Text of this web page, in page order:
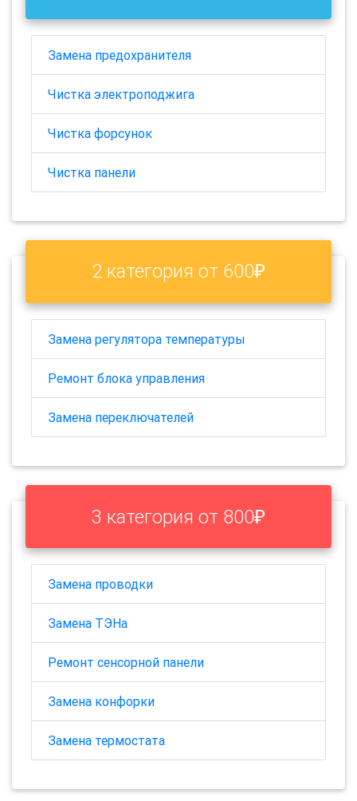
Замена предохранителя
Чистка электроподжига
Чистка форсунок
Чистка панели
2 категория от 600₽
Замена регулятора температуры
Ремонт блока управления
Замена переключателей
3 категория от 800₽
Замена проводки
Замена ТЭНа
Ремонт сенсорной панели
Замена конфорки
Замена термостата